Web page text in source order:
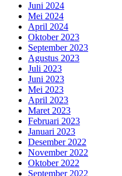
Juni 2024
Mei 2024
April 2024
Oktober 2023
September 2023
Agustus 2023
Juli 2023
Juni 2023
Mei 2023
April 2023
Maret 2023
Februari 2023
Januari 2023
Desember 2022
November 2022
Oktober 2022
September 2022